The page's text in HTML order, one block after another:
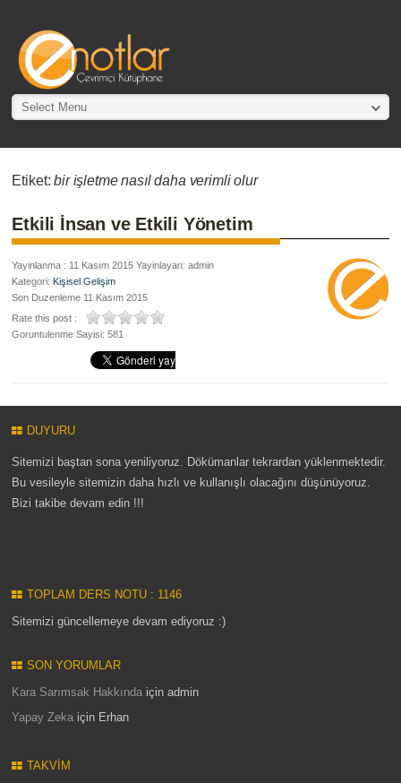
Select Menu
Etiket:bir işletme nasıl daha verimli olur
Etkili İnsan ve Etkili Yönetim
Yayinlanma : 11 Kasım 2015 Yayinlayan: admin
Kategori: Kişisel Gelişim
Son Duzenleme 11 Kasım 2015
Rate this post :
Goruntulenme Sayisi: 581
DUYURU
Sitemizi baştan sona yeniliyoruz. Dökümanlar tekrardan yüklenmektedir.
Bu vesileyle sitemizin daha hızlı ve kullanışlı olacağını düşünüyoruz.
Bizi takibe devam edin !!!
TOPLAM DERS NOTU : 1146
Sitemizi güncellemeye devam ediyoruz :)
SON YORUMLAR
Kara Sarımsak Hakkında içinadmin
Yapay Zeka için Erhan
TAKVIM